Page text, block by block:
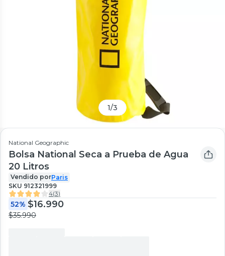
1/3
National Geographic
Bolsa National Seca a Prueba de Agua
20 Litros
Vendido porParis
SKU 912321999
4(3)
52% $16.990
$35.990